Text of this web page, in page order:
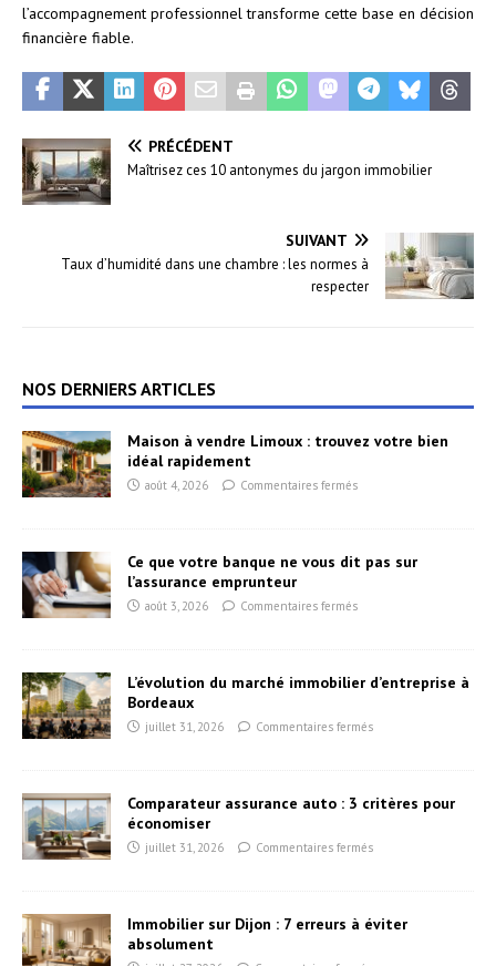
l’accompagnement professionnel transforme cette base en décision
financière fiable.
PRÉCÉDENT
Maîtrisez ces 10 antonymes du jargon immobilier
SUIVANT
Taux d’humidité dans une chambre : les normes à
respecter
NOS DERNIERS ARTICLES
Maison à vendre Limoux : trouvez votre bien
idéal rapidement
août 4, 2026 Commentaires fermés
Ce que votre banque ne vous dit pas sur
l’assurance emprunteur
août 3, 2026 Commentaires fermés
L’évolution du marché immobilier d’entreprise à
Bordeaux
juillet 31, 2026 Commentaires fermés
Comparateur assurance auto : 3 critères pour
économiser
juillet 31, 2026 Commentaires fermés
Immobilier sur Dijon : 7 erreurs à éviter
absolument